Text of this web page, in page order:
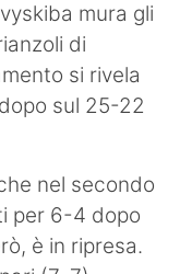
mura gli
di
si rivela
sul 25-22
nel secondo
per 6-4 dopo
è in ripresa.